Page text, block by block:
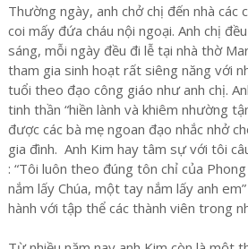
Thường ngày, anh chở chị đến nhà các
coi mấy đứa cháu nội ngoại. Anh chị
sáng, mỗi ngày đều đi lễ tại nhà thờ
tham gia sinh hoạt rất siêng năng với
tuổi theo đạo công giáo như anh chị.
tinh thần “hiền lành và khiêm nhường
được các bà mẹ ngoan đạo nhắc nhở
gia đình. Anh Kim hay tâm sự với tôi
: “Tôi luôn theo đúng tôn chỉ của
nắm lấy Chúa, một tay nắm lấy anh
hành với tập thể các thành viên trong